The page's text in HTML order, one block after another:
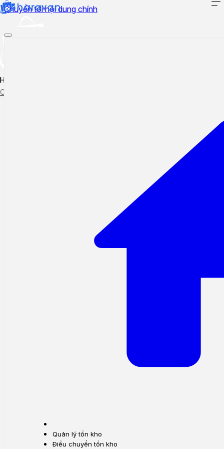
Chuyển tới nội dung chính
Hướng dẫn sử dụng
Cập nhật tính năng mới
Quản lý tồn kho
Điều chuyển tồn kho